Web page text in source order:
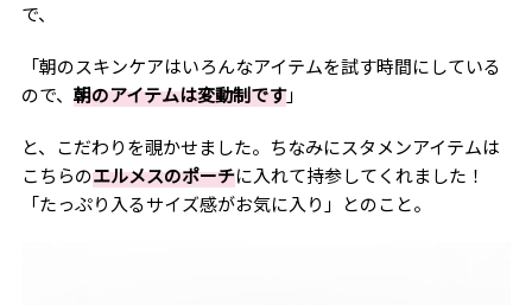
で、
「朝のスキンケアはいろんなアイテムを試す時間にしている
ので、 朝のアイテムは変動制です」
と、こだわりを覗かせました。ちなみにスタメンアイテムは
こちらのエルメスのポーチに入れて持参してくれました！
「たっぷり入るサイズ感がお気に入り」とのこと。